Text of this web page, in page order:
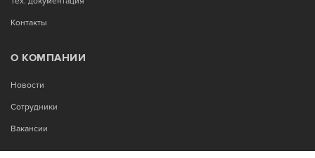
Контакты
О КОМПАНИИ
Новости
Сотрудники
Вакансии